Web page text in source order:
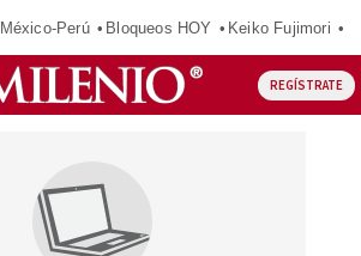
México-Perú Bloqueos HOY Keiko Fujimori
REGÍSTRATE